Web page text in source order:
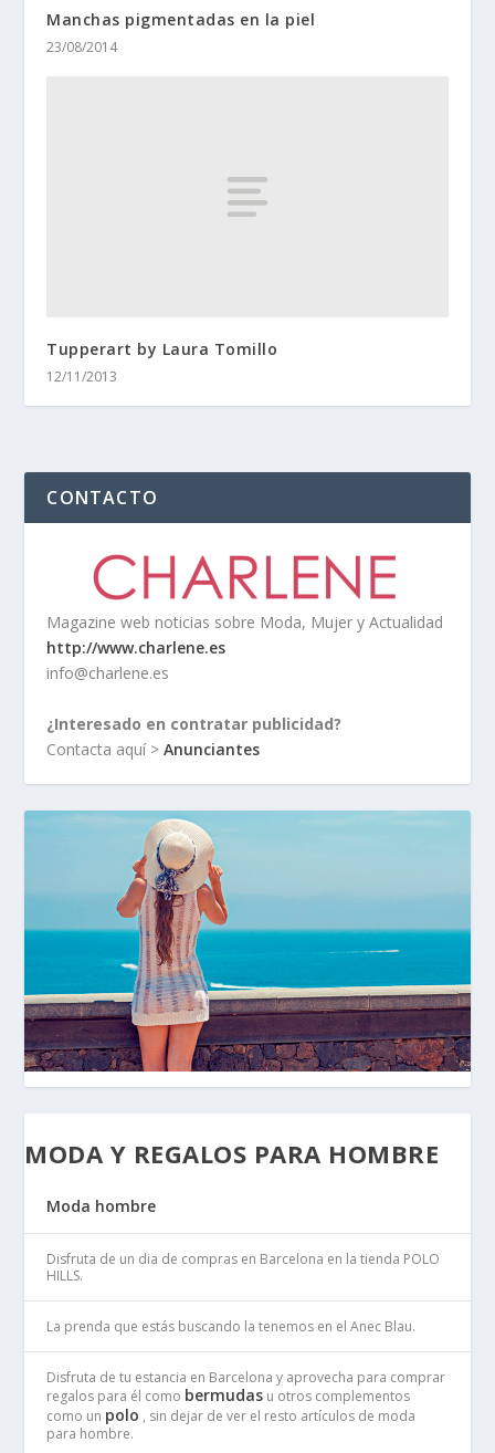
Manchas pigmentadas en la piel
23/08/2014
Tupperart by Laura Tomillo
12/11/2013
CONTACTO
Magazine web noticias sobre Moda, Mujer y Actualidad
http://www.charlene.es
info@charlene.es
¿Interesado en contratar publicidad?
Contacta aquí >Anunciantes
MODA Y REGALOS PARA HOMBRE
Moda hombre
Disfruta de un dia de compras en Barcelona en la tienda POLO
HILLS.
La prenda que estás buscando la tenemos en el Anec Blau.
Disfruta de tu estancia en Barcelona y aprovecha para comprar
regalos para él como bermudas u otros complementos
como un polo , sin dejar de ver el resto artículos de moda
para hombre.